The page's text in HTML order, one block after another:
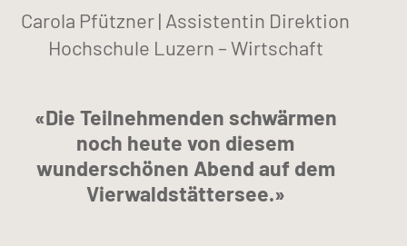
Carola Pfützner | Assistentin Direktion
Hochschule Luzern – Wirtschaft
«Die Teilnehmenden schwärmen
noch heute von diesem
wunderschönen Abend auf dem
Vierwaldstättersee.»